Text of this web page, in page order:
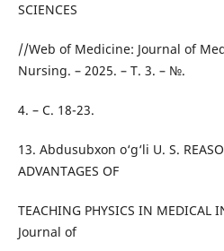
SCIENCES
//Web of Medicine: Journal of
Nursing. – 2025. – Т. 3. – №.
4. – С. 18-23.
13. Abdusubxon o‘g‘li U. S.
ADVANTAGES OF
TEACHING PHYSICS IN MEDICAL
Journal of